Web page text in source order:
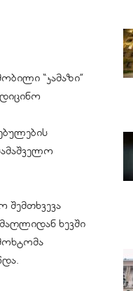
“კამაზი”
შემთხვევა
ხევში